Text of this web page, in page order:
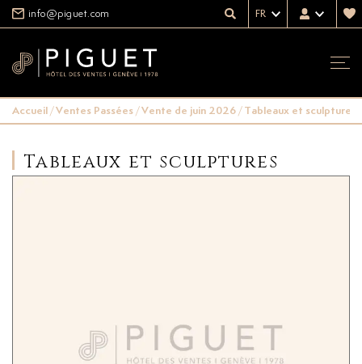
info@piguet.com FR
Accueil/Ventes Passées/Vente de juin 2026/Tableaux et sculptures
Tableaux et sculptures